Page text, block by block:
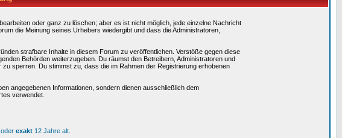
oder ganz zu löschen; aber es ist nicht möglich, jede einzelne Nachricht
die Meinung seines Urhebers wiedergibt und dass die Administratoren,
strafbare Inhalte in diesem Forum zu veröffentlichen. Verstöße gegen diese
Behörden weiterzugeben. Du räumst den Betreibern, Administratoren und
sperren. Du stimmst zu, dass die im Rahmen der Registrierung erhobenen
angegebenen Informationen, sondern dienen ausschließlich dem
verwendet.
exakt 12 Jahre alt.